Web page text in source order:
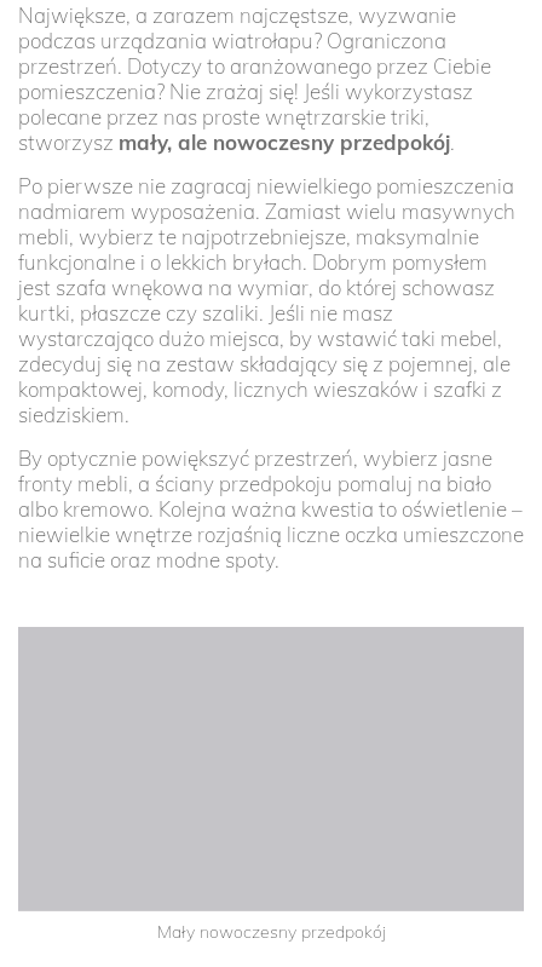
Największe, a zarazem najczęstsze, wyzwanie
podczas urządzania wiatrołapu? Ograniczona
przestrzeń. Dotyczy to aranżowanego przez Ciebie
pomieszczenia? Nie zrażaj się! Jeśli wykorzystasz
polecane przez nas proste wnętrzarskie triki,
stworzysz mały, ale nowoczesny przedpokój.
Po pierwsze nie zagracaj niewielkiego pomieszczenia
nadmiarem wyposażenia. Zamiast wielu masywnych
mebli, wybierz te najpotrzebniejsze, maksymalnie
funkcjonalne i o lekkich bryłach. Dobrym pomysłem
jest szafa wnękowa na wymiar, do której schowasz
kurtki, płaszcze czy szaliki. Jeśli nie masz
wystarczająco dużo miejsca, by wstawić taki mebel,
zdecyduj się na zestaw składający się z pojemnej, ale
kompaktowej, komody, licznych wieszaków i szafki z
siedziskiem.
By optycznie powiększyć przestrzeń, wybierz jasne
fronty mebli, a ściany przedpokoju pomaluj na biało
albo kremowo. Kolejna ważna kwestia to oświetlenie –
niewielkie wnętrze rozjaśnią liczne oczka umieszczone
na suficie oraz modne spoty.
Mały nowoczesny przedpokój